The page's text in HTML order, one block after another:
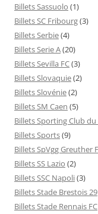
Billets Sassuolo (1)
Billets SC Fribourg(3)
Billets Serbie(4)
Billets Serie A(20)
Billets Sevilla FC(3)
Billets Slovaquie(2)
Billets Slovénie(2)
Billets SM Caen (5)
Billets Sporting Club
Billets Sports(9)
Billets SpVgg Greuther
Billets SS Lazio (2)
Billets SSC Napoli(3)
Billets Stade Brestois 29
Billets Stade Rennais FC